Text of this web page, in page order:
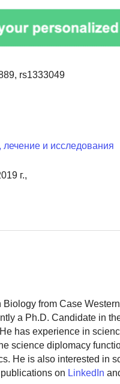
rs1333049
и исследования
г.,
from Case
a Ph.D. Candidate in
has experience in
science diplomacy
He is also interested in
on LinkedIn